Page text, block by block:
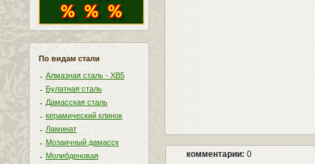
По видам стали
Алмазная сталь - ХВ5
Булатная сталь
Дамасская сталь
керамический клинок
Ламинат
Мозаичный дамасск
Молибденовая
комментарии: 0